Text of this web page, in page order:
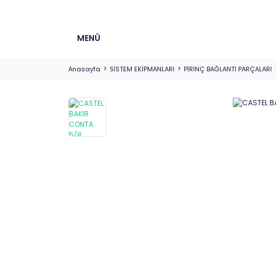
MENÜ
Anasayfa SİSTEM EKİPMANLARI PİRİNÇ BAĞLANTI PARÇALARI